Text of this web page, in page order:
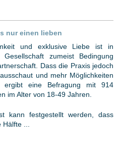
nur einen lieben
und exklusive Liebe ist in
Gesellschaft zumeist Bedingung
Dass die Praxis jedoch
und mehr Möglichkeiten
ergibt eine Befragung mit 914
im Alter von 18-49 Jahren.
kann festgestellt werden, dass
...